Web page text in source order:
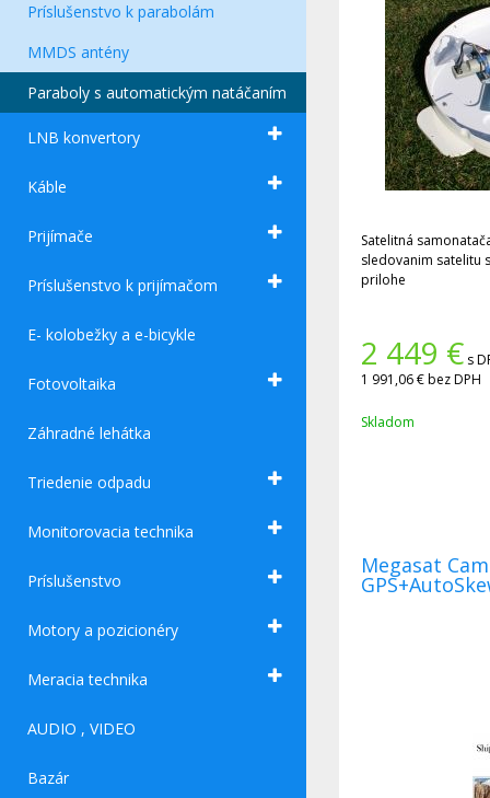
Príslušenstvo k parabolám
MMDS antény
Paraboly s automatickým natáčaním
LNB konvertory
Káble
Prijímače
Príslušenstvo k prijímačom
E- kolobežky a e-bicykle
Fotovoltaika
Záhradné lehátka
Triedenie odpadu
Monitorovacia technika
Príslušenstvo
Motory a pozicionéry
Meracia technika
AUDIO , VIDEO
Bazár
Satelitná samonatačacia anténa s
sledovanim satelitu s GPS a AutoSkewViac foto v
prilohe
2 449 € s
1 991,06 €bez DPH
Skladom
Megasat Campingman Shipman +